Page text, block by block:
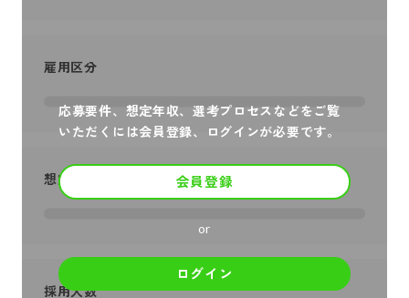
応募要件、想定年収、選考プロセスなどをご覧
いただくには会員登録、ログインが必要です。
会員登録
or
ログイン
雇用区分
想定年収
採用人数